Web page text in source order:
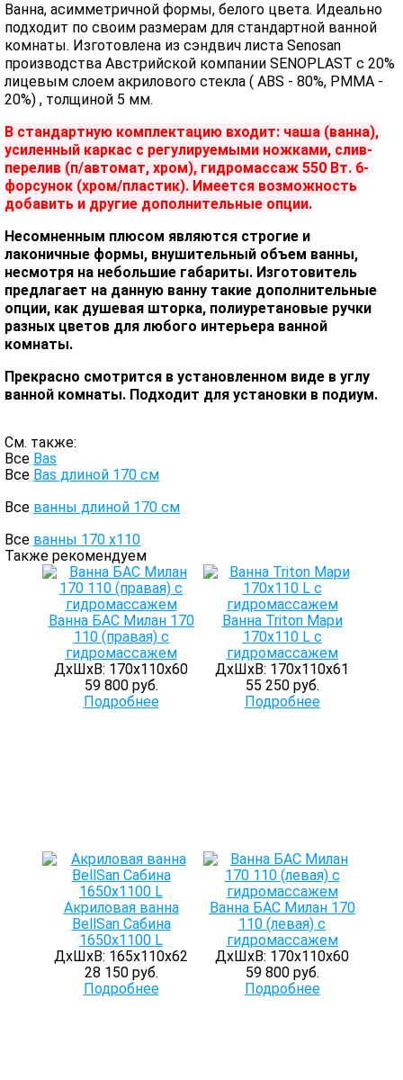
Ванна, асимметричной формы, белого цвета. Идеально
подходит по своим размерам для стандартной ванной
комнаты. Изготовлена из сэндвич листа Senosan
производства Австрийской компании SENOPLAST c 20%
лицевым слоем акрилового стекла ( ABS - 80%, PMMA -
20%) , толщиной 5 мм.
В стандартную комплектацию входит: чаша (ванна),
усиленный каркас с регулируемыми ножками, слив-
перелив (п/автомат, хром), гидромассаж 550 Вт. 6-
форсунок (хром/пластик). Имеется возможность
добавить и другие дополнительные опции.
Несомненным плюсом являются строгие и
лаконичные формы, внушительный объем ванны,
несмотря на небольшие габариты. Изготовитель
предлагает на данную ванну такие дополнительные
опции, как душевая шторка, полиуретановые ручки
разных цветов для любого интерьера ванной
комнаты.
Прекрасно смотрится в установленном виде в углу
ванной комнаты. Подходит для установки в подиум.
См. также:
Все Bas
Все Bas длиной 170 см
Все ванны длиной 170 см
Все ванны 170 х110
Также рекомендуем
Ванна БАС Милан 170
110 (правая) с
гидромассажем
ДхШхВ: 170х110х60
59 800 руб.
Подробнее
Ванна Triton Мари
170х110 L с
гидромассажем
ДхШхВ: 170х110х61
55 250 руб.
Подробнее
Акриловая ванна
BellSan Сабина
1650x1100 L
ДхШхВ: 165х110х62
28 150 руб.
Подробнее
Ванна БАС Милан 170
110 (левая) с
гидромассажем
ДхШхВ: 170х110х60
59 800 руб.
Подробнее